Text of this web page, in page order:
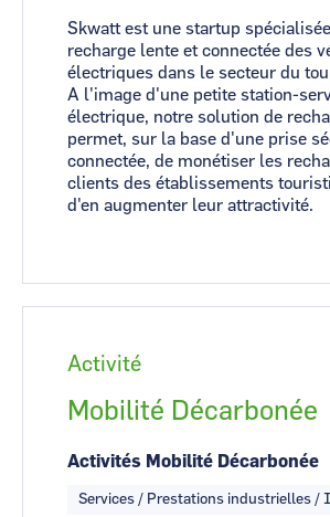
Skwatt est une startup
recharge lente et connectée des
électriques dans le secteur du
A l'image d'une petite station-
électrique, notre solution de
permet, sur la base d'une prise
connectée, de monétiser les
clients des établissements
d'en augmenter leur attractivité.
Activité
Mobilité Décarbonée
Activités Mobilité Décarbonée
Services / Prestations industrielles /